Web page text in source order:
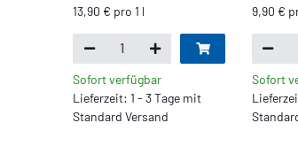
13,90 € pro 1 l
Sofort verfügbar
Lieferzeit: 1 - 3 Tage mit
Standard Versand
9,90 €
Sofort